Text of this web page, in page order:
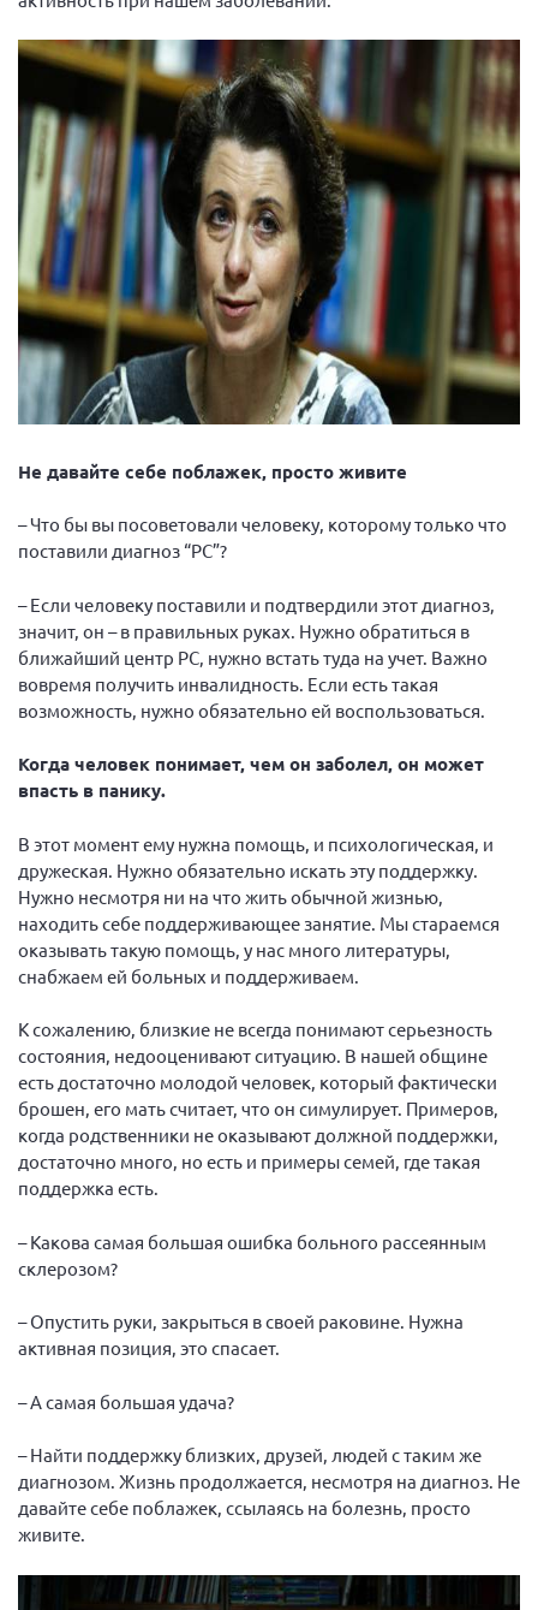
Не давайте себе поблажек, просто живите
– Что бы вы посоветовали человеку, которому только что
поставили диагноз “РС”?
– Если человеку поставили и подтвердили этот диагноз,
значит, он – в правильных руках. Нужно обратиться в
ближайший центр РС, нужно встать туда на учет. Важно
вовремя получить инвалидность. Если есть такая
возможность, нужно обязательно ей воспользоваться.
Когда человек понимает, чем он заболел, он может
впасть в панику.
В этот момент ему нужна помощь, и психологическая, и
дружеская. Нужно обязательно искать эту поддержку.
Нужно несмотря ни на что жить обычной жизнью,
находить себе поддерживающее занятие. Мы стараемся
оказывать такую помощь, у нас много литературы,
снабжаем ей больных и поддерживаем.
К сожалению, близкие не всегда понимают серьезность
состояния, недооценивают ситуацию. В нашей общине
есть достаточно молодой человек, который фактически
брошен, его мать считает, что он симулирует. Примеров,
когда родственники не оказывают должной поддержки,
достаточно много, но есть и примеры семей, где такая
поддержка есть.
– Какова самая большая ошибка больного рассеянным
склерозом?
– Опустить руки, закрыться в своей раковине. Нужна
активная позиция, это спасает.
– А самая большая удача?
– Найти поддержку близких, друзей, людей с таким же
диагнозом. Жизнь продолжается, несмотря на диагноз. Не
давайте себе поблажек, ссылаясь на болезнь, просто
живите.